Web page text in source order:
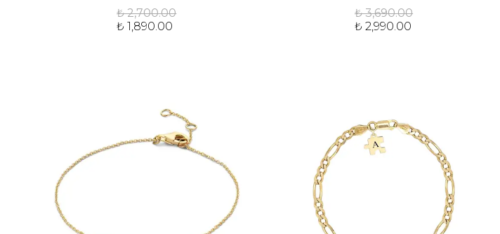
₺ 2,700.00
₺ 1,890.00
₺ 3,690.00
₺ 2,990.00